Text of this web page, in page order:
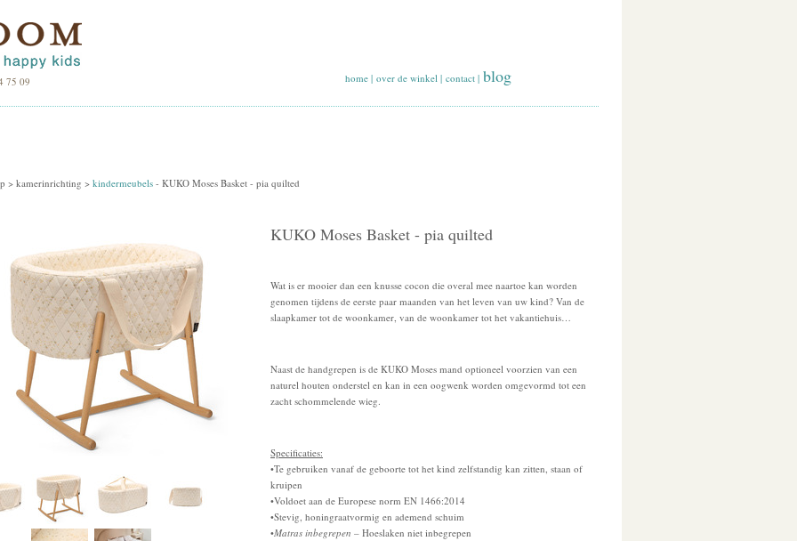
75 09 home | over de winkel | contact | blog
>kamerinrichting > kindermeubels - KUKO Moses Basket - pia quilted
KUKO Moses Basket - pia quilted
Wat is er mooier dan een knusse cocon die overal mee naartoe kan worden
genomen tijdens de eerste paar maanden van het leven van uw kind? Van de
slaapkamer tot de woonkamer, van de woonkamer tot het vakantiehuis…
Naast de handgrepen is de KUKO Moses mand optioneel voorzien van een
naturel houten onderstel en kan in een oogwenk worden omgevormd tot een
zacht schommelende wieg.
Specificaties:
•Te gebruiken vanaf de geboorte tot het kind zelfstandig kan zitten, staan of
kruipen
•Voldoet aan de Europese norm EN 1466:2014
•Stevig, honingraatvormig en ademend schuim
•Matras inbegrepen – Hoeslaken niet inbegrepen